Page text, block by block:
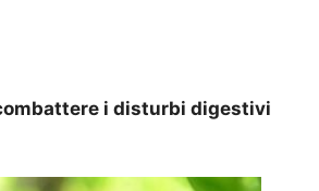
i disturbi digestivi